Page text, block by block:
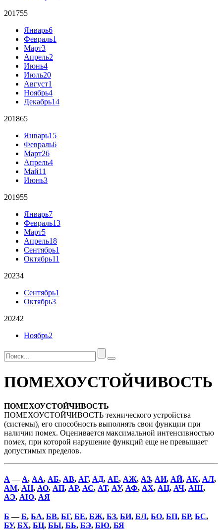
201755
Январь6
Февраль1
Март3
Апрель2
Июнь4
Июль20
Август1
Ноябрь4
Декабрь14
201865
Январь15
Февраль6
Март26
Апрель4
Май11
Июнь3
201955
Январь7
Февраль13
Март5
Апрель18
Сентябрь1
Октябрь11
20234
Сентябрь1
Октябрь3
20242
Ноябрь2
ПОМЕХОУСТОЙЧИВОСТЬ
ПОМЕХОУСТОЙЧИВОСТЬ
ПОМЕХОУСТОЙЧИВОСТЬ технического устройства
(системы), его способность выполнять свои функции при
наличии помех. Оценивается максимальной интенсивностью
помех, при которой нарушение функций еще не превышает
допустимых пределов.
А — А, АА, АБ, АВ, АГ, АД, АЕ, АЖ, АЗ, АИ, АЙ, АК, АЛ,
АМ, АН, АО, АП, АР, АС, АТ, АУ, АФ, АХ, АЦ, АЧ, АШ,
АЭ, АЮ, АЯ
Б —Б, БА, БВ, БГ, БЕ, БЖ, БЗ, БИ, БЛ, БО, БП, БР, БС,
БУ, БХ, БЦ, БЫ, БЬ, БЭ, БЮ, БЯ